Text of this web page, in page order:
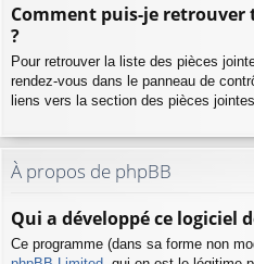
Comment puis-je retrouver
?
Pour retrouver la liste des pièces
rendez-vous dans le panneau de
liens vers la section des pièces jointes.
À propos de phpBB
Qui a développé ce logiciel
Ce programme (dans sa forme non